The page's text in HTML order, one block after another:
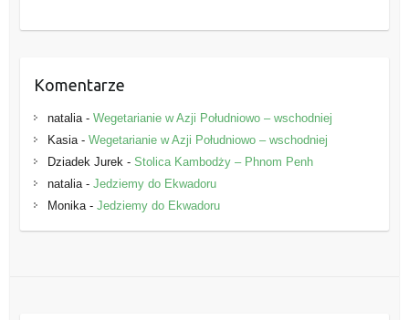
e
Komentarze
natalia- Wegetarianie w Azji Południowo – wschodniej
Kasia- Wegetarianie w Azji Południowo – wschodniej
Dziadek Jurek - Stolica Kambodży – Phnom Penh
natalia- Jedziemy do Ekwadoru
Monika- Jedziemy do Ekwadoru